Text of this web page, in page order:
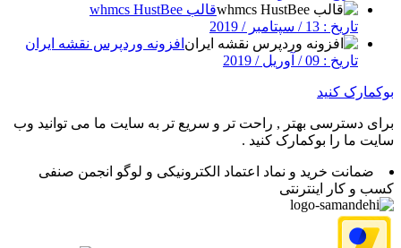
قالب whmcs HustBee
تاریخ : 13 / سپتامبر / 2019
افزونه وردپرس نقشه ایران
تاریخ : 09 / آوریل / 2019
بوکمارک کنید
برای دسترسی بهتر , راحت تر و سریع تر به سایت ما می توانید وب
سایت ما را بوکمارک کنید .
ضمانت خرید و نماد اعتماد الکترونیکی و لوگو انجمن صنفی
کسب و کار اینترنتی